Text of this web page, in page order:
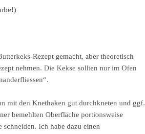
Rezept gemacht, aber theoretisch
nehmen. Die Kekse sollten nur im Ofen
mit den Knethaken gut durchkneten und ggf.
bemehlten Oberfläche portionsweise
Ich habe dazu einen